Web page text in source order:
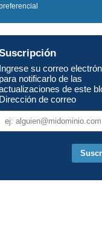
Ingrese su correo
para notificarlo de las
de este
Dirección de correo
de